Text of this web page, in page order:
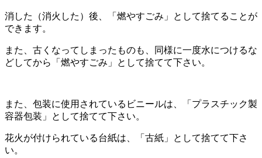
消した（消火した）後、「燃やすごみ」として捨てることが
できます。
また、古くなってしまったものも、同様に一度水につけるな
どしてから「燃やすごみ」として捨てて下さい。
また、包装に使用されているビニールは、「プラスチック製
容器包装」として捨てて下さい。
花火が付けられている台紙は、「古紙」として捨てて下さ
い。